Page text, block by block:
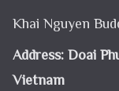
Khai Nguyen
Address: Doai
Vietnam